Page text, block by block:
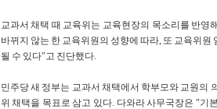
교과서 채택 때 교육위는 교육현장의 목소리를 반
바뀌지 않는 한 교육위원의 성향에 따라, 또 교육위
될 수 있다"고 진단했다.
민주당 새 정부는 교과서 채택에서 학부모와 교원의
위 채택을 목표로 삼고 있다. 다와라 사무국장은 "기